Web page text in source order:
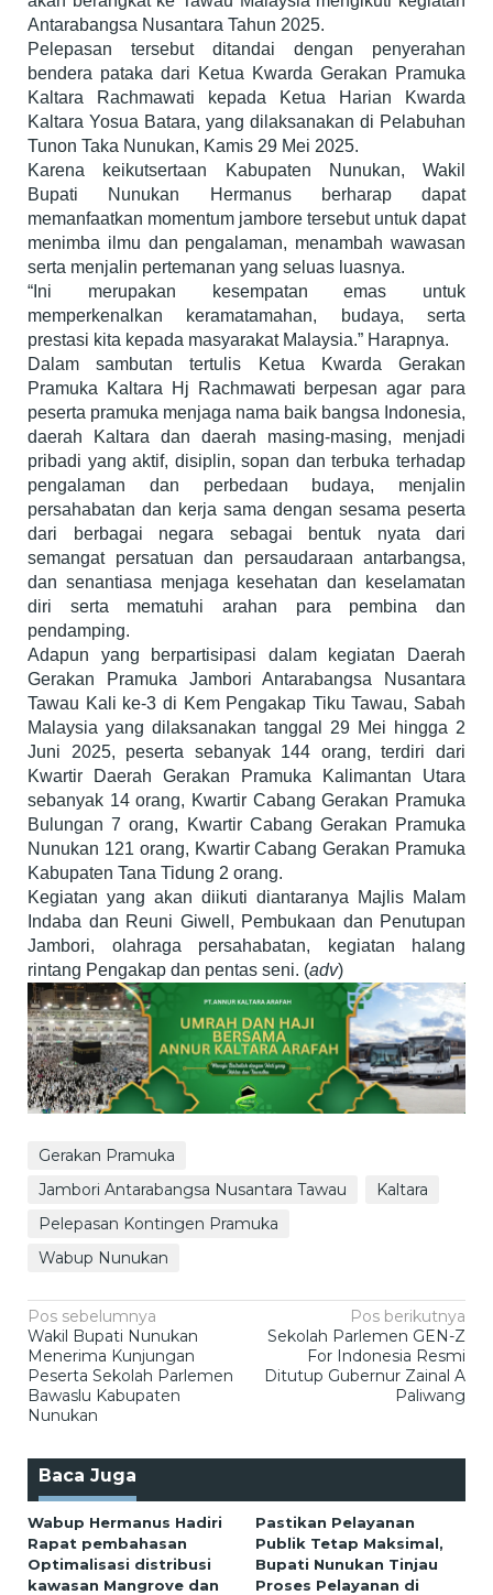
Antarabangsa Nusantara Tahun 2025.
Pelepasan tersebut ditandai dengan penyerahan
bendera pataka dari Ketua Kwarda Gerakan Pramuka
Kaltara Rachmawati kepada Ketua Harian Kwarda
Kaltara Yosua Batara, yang dilaksanakan di Pelabuhan
Tunon Taka Nunukan, Kamis 29 Mei 2025.
Karena keikutsertaan Kabupaten Nunukan, Wakil
Bupati Nunukan Hermanus berharap dapat
memanfaatkan momentum jambore tersebut untuk dapat
menimba ilmu dan pengalaman, menambah wawasan
serta menjalin pertemanan yang seluas luasnya.
“Ini merupakan kesempatan emas untuk
memperkenalkan keramatamahan, budaya, serta
prestasi kita kepada masyarakat Malaysia.” Harapnya.
Dalam sambutan tertulis Ketua Kwarda Gerakan
Pramuka Kaltara Hj Rachmawati berpesan agar para
peserta pramuka menjaga nama baik bangsa Indonesia,
daerah Kaltara dan daerah masing-masing, menjadi
pribadi yang aktif, disiplin, sopan dan terbuka terhadap
pengalaman dan perbedaan budaya, menjalin
persahabatan dan kerja sama dengan sesama peserta
dari berbagai negara sebagai bentuk nyata dari
semangat persatuan dan persaudaraan antarbangsa,
dan senantiasa menjaga kesehatan dan keselamatan
diri serta mematuhi arahan para pembina dan
pendamping.
Adapun yang berpartisipasi dalam kegiatan Daerah
Gerakan Pramuka Jambori Antarabangsa Nusantara
Tawau Kali ke-3 di Kem Pengakap Tiku Tawau, Sabah
Malaysia yang dilaksanakan tanggal 29 Mei hingga 2
Juni 2025, peserta sebanyak 144 orang, terdiri dari
Kwartir Daerah Gerakan Pramuka Kalimantan Utara
sebanyak 14 orang, Kwartir Cabang Gerakan Pramuka
Bulungan 7 orang, Kwartir Cabang Gerakan Pramuka
Nunukan 121 orang, Kwartir Cabang Gerakan Pramuka
Kabupaten Tana Tidung 2 orang.
Kegiatan yang akan diikuti diantaranya Majlis Malam
Indaba dan Reuni Giwell, Pembukaan dan Penutupan
Jambori, olahraga persahabatan, kegiatan halang
rintang Pengakap dan pentas seni. (adv)
Gerakan Pramuka
Jambori Antarabangsa Nusantara Tawau
Kaltara
Pelepasan Kontingen Pramuka
Wabup Nunukan
Navigasi
pos
Pos sebelumnya
Wakil Bupati Nunukan
Menerima Kunjungan
Peserta Sekolah Parlemen
Bawaslu Kabupaten
Nunukan
Pos berikutnya
Sekolah Parlemen GEN-Z
For Indonesia Resmi
Ditutup Gubernur Zainal A
Paliwang
Baca Juga
Wabup Hermanus Hadiri
Rapat pembahasan
Optimalisasi distribusi
kawasan Mangrove dan
Pastikan Pelayanan
Publik Tetap Maksimal,
Bupati Nunukan Tinjau
Proses Pelayanan di